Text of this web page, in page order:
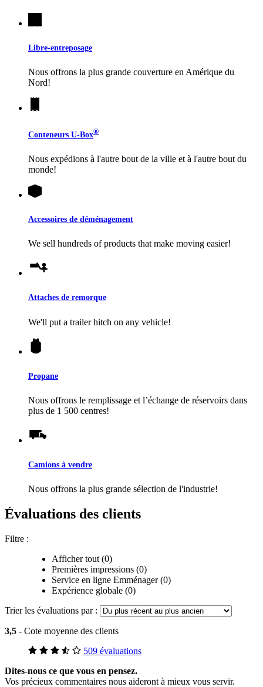
Libre-entreposage
Nous offrons la plus grande couverture en Amérique du
Nord!
Conteneurs U-Box®
Nous expédions à l'autre bout de la ville et à l'autre bout du
monde!
Accessoires de déménagement
We sell hundreds of products that make moving easier!
Attaches de remorque
We'll put a trailer hitch on any vehicle!
Propane
Nous offrons le remplissage et l’échange de réservoirs dans
plus de 1 500 centres!
Camions à vendre
Nous offrons la plus grande sélection de l'industrie!
Évaluations des clients
Filtre :
Afficher tout (0)
Premières impressions (0)
Service en ligne Emménager (0)
Expérience globale (0)
Trier les évaluations par :
3,5 - Cote moyenne des clients
509 évaluations
Dites-nous ce que vous en pensez.
Vos précieux commentaires nous aideront à mieux vous servir.